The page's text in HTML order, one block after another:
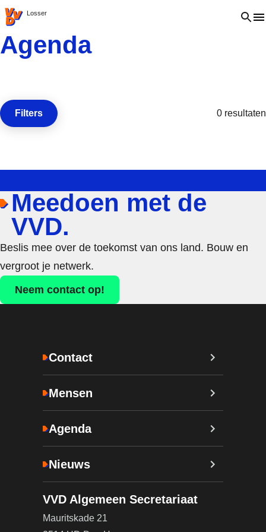
VVD.nl - Ga naar de homepage
Losser Open
Agenda
Open de
Filters 0 resultaten
Meedoen met de
VVD.
Beslis mee over de toekomst van ons land. Bouw en
vergroot je netwerk.
Neem contact op!
Contact
Mensen
Agenda
Nieuws
VVD Algemeen Secretariaat
Mauritskade 21